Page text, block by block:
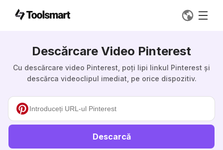
Descărcare Video Pinterest
Cu descărcare video Pinterest, poți lipi linkul Pinterest și
descărca videoclipul imediat, pe orice dispozitiv.
Descarcă